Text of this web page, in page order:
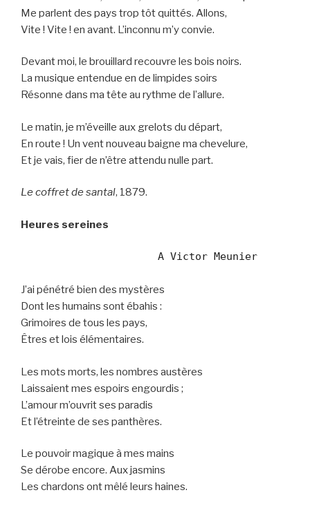
Me parlent des pays trop tôt quittés. Allons,
Vite ! Vite ! en avant. L’inconnu m’y convie.
Devant moi, le brouillard recouvre les bois noirs.
La musique entendue en de limpides soirs
Résonne dans ma tête au rythme de l’allure.
Le matin, je m’éveille aux grelots du départ,
En route ! Un vent nouveau baigne ma chevelure,
Et je vais, fier de n’être attendu nulle part.
Le coffret de santal, 1879.
Heures sereines
                      A Victor Meunier
J’ai pénétré bien des mystères
Dont les humains sont ébahis :
Grimoires de tous les pays,
Êtres et lois élémentaires.
Les mots morts, les nombres austères
Laissaient mes espoirs engourdis ;
L’amour m’ouvrit ses paradis
Et l’étreinte de ses panthères.
Le pouvoir magique à mes mains
Se dérobe encore. Aux jasmins
Les chardons ont mêlé leurs haines.